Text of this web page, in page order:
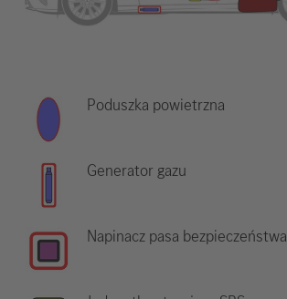
Poduszka powietrzna
Generator gazu
Napinacz pasa bezpieczeństwa